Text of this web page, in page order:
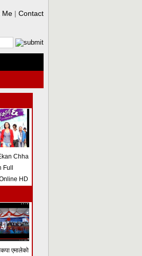
Me | Contact
Chha
HD
एमालेको